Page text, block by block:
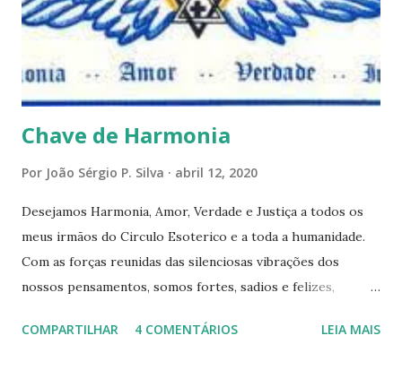
de que teremos mais perguntas do que respostas, mais
reflexões do que formulações prontas, pois as perguntas
parecem contribuir mais para o aprendizado do que as
afirmações. Quem de nós pode de fato afirmar alguma coi...
Chave de Harmonia
Por João Sérgio P. Silva abril 12, 2020
Desejamos Harmonia, Amor, Verdade e Justiça a todos os
meus irmãos do Circulo Esoterico e a toda a humanidade.
Com as forças reunidas das silenciosas vibrações dos
nossos pensamentos, somos fortes, sadios e felizes,
satisfeitos e em paz com o universo inteiro, e desejanos
COMPARTILHAR 4 COMENTÁRIOS LEIA MAIS